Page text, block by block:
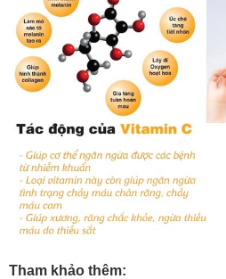
Tham khảo thêm: